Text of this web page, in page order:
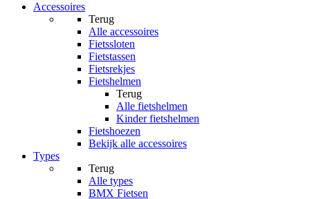
Accessoires
Terug
Alle accessoires
Fietssloten
Fietstassen
Fietsrekjes
Fietshelmen
Terug
Alle fietshelmen
Kinder fietshelmen
Fietshoezen
Bekijk alle accessoires
Types
Terug
Alle types
BMX Fietsen